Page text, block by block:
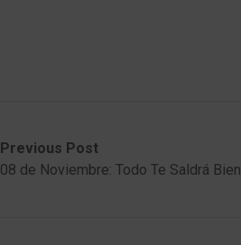
Previous Post
08 de Noviembre: Todo Te Saldrá Bien